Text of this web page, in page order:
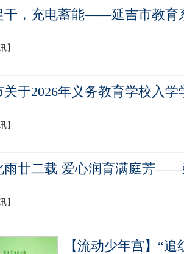
干，充电蓄能——延吉市教育
】
关于2026年义务教育学校入学
】
雨廿二载 爱心润育满庭芳——
】
【流动少年宫】“